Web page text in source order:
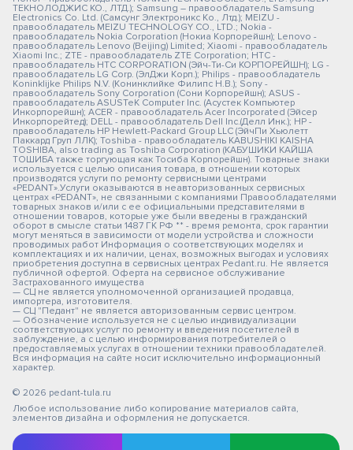
ТЕКНОЛОДЖИС КО., ЛТД.); Samsung – правообладатель Samsung
Electronics Co. Ltd. (Самсунг Электроникс Ко., Лтд.); MEIZU -
правообладатель MEIZU TECHNOLOGY CO., LTD.; Nokia -
правообладатель Nokia Corporation (Нокиа Корпорейшн); Lenovo -
правообладатель Lenovo (Beijing) Limited; Xiaomi - правообладатель
Xiaomi Inc.; ZTE - правообладатель ZTE Corporation; HTC -
правообладатель HTC CORPORATION (Эйч-Ти-Си КОРПОРЕЙШН); LG -
правообладатель LG Corp. (ЭлДжи Корп.); Philips - правообладатель
Koninklijke Philips N.V. (Конинклийке Филипс Н.В.); Sony -
правообладатель Sony Corporation (Сони Корпорейшн); ASUS -
правообладатель ASUSTeK Computer Inc. (Асустек Компьютер
Инкорпорейшн); ACER - правообладатель Acer Incorporated (Эйсер
Инкорпорейтед); DELL - правообладатель Dell Inc.(Делл Инк.); HP -
правообладатель HP Hewlett-Packard Group LLC (ЭйчПи Хьюлетт
Паккард Груп ЛЛК); Toshiba - правообладатель KABUSHIKI KAISHA
TOSHIBA, also trading as Toshiba Corporation (КАБУШИКИ КАЙША
ТОШИБА также торгующая как Тосиба Корпорейшн). Товарные знаки
используется с целью описания товара, в отношении которых
производятся услуги по ремонту сервисными центрами
«PEDANT».Услуги оказываются в неавторизованных сервисных
центрах «PEDANT», не связанными с компаниями Правообладателями
товарных знаков и/или с ее официальными представителями в
отношении товаров, которые уже были введены в гражданский
оборот в смысле статьи 1487 ГК РФ ** - время ремонта, срок гарантии
могут меняться в зависимости от модели устройства и сложности
проводимых работ Информация о соответствующих моделях и
комплектациях и их наличии, ценах, возможных выгодах и условиях
приобретения доступна в сервисных центрах Pedant.ru. Не является
публичной офертой. Оферта на сервисное обслуживание
Застрахованного имущества
— СЦ не является уполномоченной организацией продавца,
импортера, изготовителя.
— СЦ "Педант" не является авторизованным сервис центром.
— Обозначение используется не с целью индивидуализации
соответствующих услуг по ремонту и введения посетителей в
заблуждение, а с целью информирования потребителей о
предоставляемых услугах в отношении техники правообладателей.
Вся информация на сайте носит исключительно информационный
характер.
© 2026 pedant-tula.ru
Любое использование либо копирование материалов сайта,
элементов дизайна и оформления не допускается.